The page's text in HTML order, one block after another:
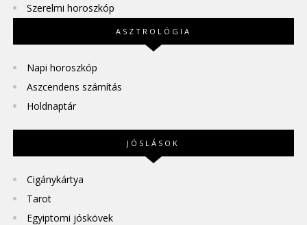
Szerelmi horoszkóp
ASZTROLÓGIA
Napi horoszkóp
Aszcendens számítás
Holdnaptár
JÓSLÁSOK
Cigánykártya
Tarot
Egyiptomi jóskövek